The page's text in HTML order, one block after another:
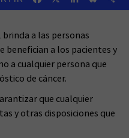
a las personas
a los pacientes y
a cualquier persona que
de cáncer.
que cualquier
y otras disposiciones que